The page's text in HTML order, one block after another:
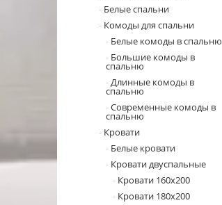
Белые спальни
Комоды для спальни
Белые комоды в спальню
Большие комоды в
спальню
Длинные комоды в
спальню
Современные комоды в
спальню
Кровати
Белые кровати
Кровати двуспальные
Кровати 160x200
Кровати 180x200